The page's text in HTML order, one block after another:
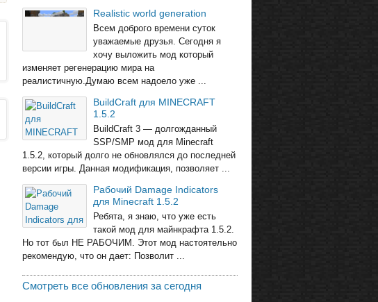
Realistic world generation
Всем доброго времени суток
уважаемые друзья. Сегодня я
хочу выложить мод который
изменяет регенерацию мира на
реалистичную.Думаю всем надоело уже ...
BuildCraft для MINECRAFT
1.5.2
BuildCraft 3 — долгожданный
SSP/SMP мод для Minecraft
1.5.2, который долго не обновлялся до последней
версии игры. Данная модификация, позволяет ...
Рабочий Damage Indicators
для Minecraft 1.5.2
Ребята, я знаю, что уже есть
такой мод для майнкрафта 1.5.2.
Но тот был НЕ РАБОЧИМ. Этот мод настоятельно
рекомендую, что он дает: Позволит ...
Смотреть все обновления за сегодня